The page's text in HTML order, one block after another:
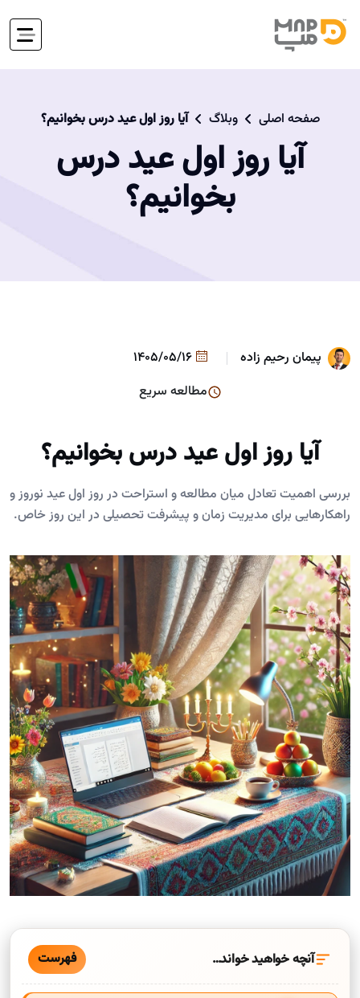
صفحه اصلی وبلاگ آیا روز اول عید درس بخوانیم؟
آیا روز اول عید درس
بخوانیم؟
پیمان رحیم زاده
مطالعه سریع
آیا روز اول عید درس بخوانیم؟
بررسی اهمیت تعادل میان مطالعه و استراحت در روز اول عید نوروز و
راهکارهایی برای مدیریت زمان و پیشرفت تحصیلی در این روز خاص.
آنچه خواهید خواند… فهرست